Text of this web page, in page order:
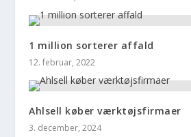
1 million sorterer affald
12. februar, 2022
Ahlsell køber værktøjsfirmaer
3. december, 2024